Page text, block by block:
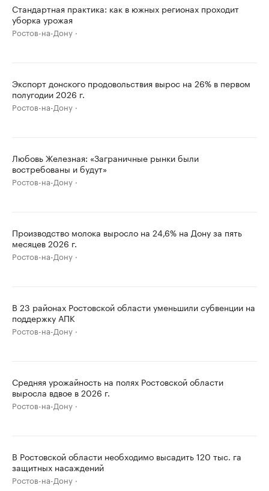
Стандартная практика: как в южных регионах проходит
уборка урожая
Ростов-на-Дону
Экспорт донского продовольствия вырос на 26% в первом
полугодии 2026 г.
Ростов-на-Дону
Любовь Железная: «Заграничные рынки были
востребованы и будут»
Ростов-на-Дону
Производство молока выросло на 24,6% на Дону за пять
месяцев 2026 г.
Ростов-на-Дону
В 23 районах Ростовской области уменьшили субвенции на
поддержку АПК
Ростов-на-Дону
Средняя урожайность на полях Ростовской области
выросла вдвое в 2026 г.
Ростов-на-Дону
В Ростовской области необходимо высадить 120 тыс. га
защитных насаждений
Ростов-на-Дону